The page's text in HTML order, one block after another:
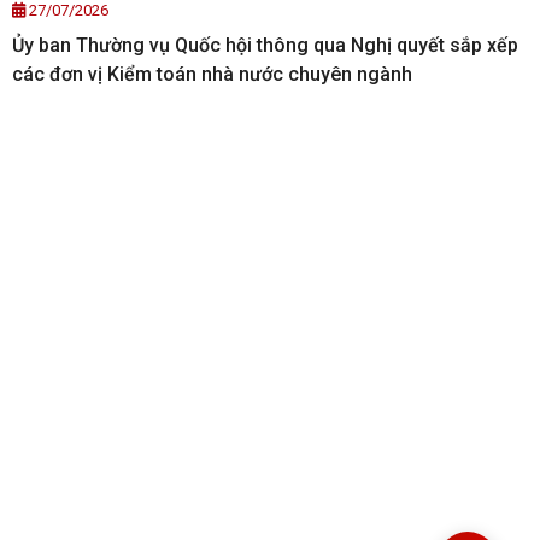
27/07/2026
Ủy ban Thường vụ Quốc hội thông qua Nghị quyết sắp xếp
các đơn vị Kiểm toán nhà nước chuyên ngành